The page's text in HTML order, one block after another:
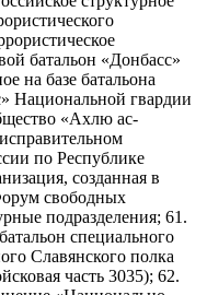
батальон «Донбасс»
на базе батальона
Национальной гвардии
«Ахлю ас-
по Республике
созданная в
свободных
подразделения; 61.
специального
Славянского полка
часть 3035); 62.